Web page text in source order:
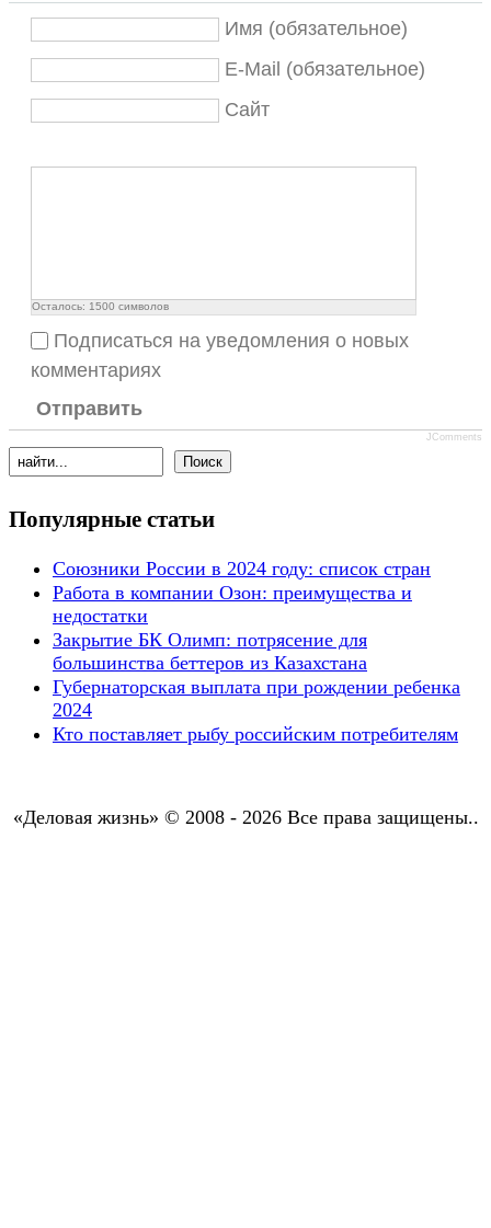
Имя (обязательное)
E-Mail (обязательное)
Сайт
Осталось: 1500 символов
Подписаться на уведомления о новых
комментариях
Отправить
JComments
Популярные статьи
Союзники России в 2024 году: список стран
Работа в компании Озон: преимущества и
недостатки
Закрытие БК Олимп: потрясение для
большинства беттеров из Казахстана
Губернаторская выплата при рождении ребенка
2024
Кто поставляет рыбу российским потребителям
«Деловая жизнь» © 2008 - 2026 Все права защищены..